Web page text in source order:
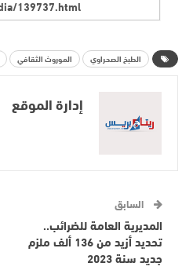
الطبخ الصحراوي الموروث الثقافي
إدارة الموقع
السابق
المديرية العامة للضرائب..
تحديد أزيد من 136 ألف ملزم
جديد سنة 2023